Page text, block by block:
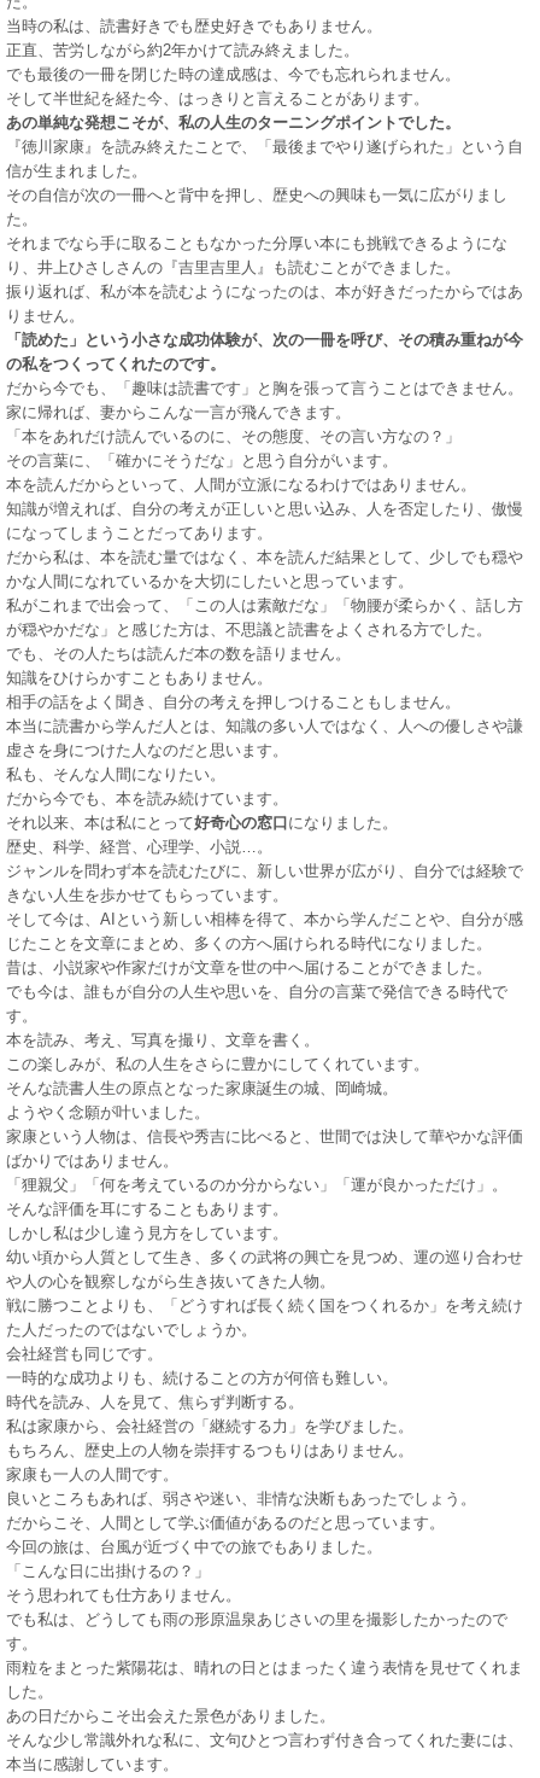
当時の私は、読書好きでも歴史好きでもありません。
正直、苦労しながら約2年かけて読み終えました。
でも最後の一冊を閉じた時の達成感は、今でも忘れられません。
そして半世紀を経た今、はっきりと言えることがあります。
あの単純な発想こそが、私の人生のターニングポイントでした。
『徳川家康』を読み終えたことで、「最後までやり遂げられた」という自
信が生まれました。
その自信が次の一冊へと背中を押し、歴史への興味も一気に広がりまし
た。
それまでなら手に取ることもなかった分厚い本にも挑戦できるようにな
り、井上ひさしさんの『吉里吉里人』も読むことができました。
振り返れば、私が本を読むようになったのは、本が好きだったからではあ
りません。
「読めた」という小さな成功体験が、次の一冊を呼び、その積み重ねが今
の私をつくってくれたのです。
だから今でも、「趣味は読書です」と胸を張って言うことはできません。
家に帰れば、妻からこんな一言が飛んできます。
「本をあれだけ読んでいるのに、その態度、その言い方なの？」
その言葉に、「確かにそうだな」と思う自分がいます。
本を読んだからといって、人間が立派になるわけではありません。
知識が増えれば、自分の考えが正しいと思い込み、人を否定したり、傲慢
になってしまうことだってあります。
だから私は、本を読む量ではなく、本を読んだ結果として、少しでも穏や
かな人間になれているかを大切にしたいと思っています。
私がこれまで出会って、「この人は素敵だな」「物腰が柔らかく、話し方
が穏やかだな」と感じた方は、不思議と読書をよくされる方でした。
でも、その人たちは読んだ本の数を語りません。
知識をひけらかすこともありません。
相手の話をよく聞き、自分の考えを押しつけることもしません。
本当に読書から学んだ人とは、知識の多い人ではなく、人への優しさや謙
虚さを身につけた人なのだと思います。
私も、そんな人間になりたい。
だから今でも、本を読み続けています。
それ以来、本は私にとって好奇心の窓口 になりました。
歴史、科学、経営、心理学、小説…。
ジャンルを問わず本を読むたびに、新しい世界が広がり、自分では経験で
きない人生を歩かせてもらっています。
そして今は、AIという新しい相棒を得て、本から学んだことや、自分が感
じたことを文章にまとめ、多くの方へ届けられる時代になりました。
昔は、小説家や作家だけが文章を世の中へ届けることができました。
でも今は、誰もが自分の人生や思いを、自分の言葉で発信できる時代で
す。
本を読み、考え、写真を撮り、文章を書く。
この楽しみが、私の人生をさらに豊かにしてくれています。
そんな読書人生の原点となった家康誕生の城、岡崎城。
ようやく念願が叶いました。
家康という人物は、信長や秀吉に比べると、世間では決して華やかな評価
ばかりではありません。
「狸親父」「何を考えているのか分からない」「運が良かっただけ」。
そんな評価を耳にすることもあります。
しかし私は少し違う見方をしています。
幼い頃から人質として生き、多くの武将の興亡を見つめ、運の巡り合わせ
や人の心を観察しながら生き抜いてきた人物。
戦に勝つことよりも、「どうすれば長く続く国をつくれるか」を考え続け
た人だったのではないでしょうか。
会社経営も同じです。
一時的な成功よりも、続けることの方が何倍も難しい。
時代を読み、人を見て、焦らず判断する。
私は家康から、会社経営の「継続する力」を学びました。
もちろん、歴史上の人物を崇拝するつもりはありません。
家康も一人の人間です。
良いところもあれば、弱さや迷い、非情な決断もあったでしょう。
だからこそ、人間として学ぶ価値があるのだと思っています。
今回の旅は、台風が近づく中での旅でもありました。
「こんな日に出掛けるの？」
そう思われても仕方ありません。
でも私は、どうしても雨の形原温泉あじさいの里を撮影したかったので
す。
雨粒をまとった紫陽花は、晴れの日とはまったく違う表情を見せてくれま
した。
あの日だからこそ出会えた景色がありました。
そんな少し常識外れな私に、文句ひとつ言わず付き合ってくれた妻には、
本当に感謝しています。